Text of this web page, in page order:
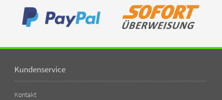
Kundenservice
Kontakt